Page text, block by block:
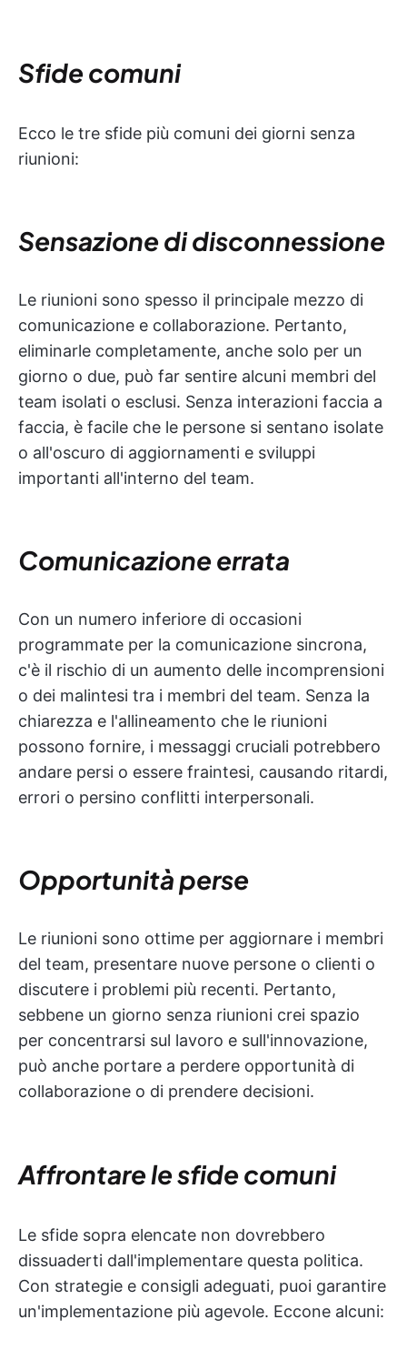
Sfide comuni
Ecco le tre sfide più comuni dei giorni senza
riunioni:
Sensazione di disconnessione
Le riunioni sono spesso il principale mezzo di
comunicazione e collaborazione. Pertanto,
eliminarle completamente, anche solo per un
giorno o due, può far sentire alcuni membri del
team isolati o esclusi. Senza interazioni faccia a
faccia, è facile che le persone si sentano isolate
o all'oscuro di aggiornamenti e sviluppi
importanti all'interno del team.
Comunicazione errata
Con un numero inferiore di occasioni
programmate per la comunicazione sincrona,
c'è il rischio di un aumento delle incomprensioni
o dei malintesi tra i membri del team. Senza la
chiarezza e l'allineamento che le riunioni
possono fornire, i messaggi cruciali potrebbero
andare persi o essere fraintesi, causando ritardi,
errori o persino conflitti interpersonali.
Opportunità perse
Le riunioni sono ottime per aggiornare i membri
del team, presentare nuove persone o clienti o
discutere i problemi più recenti. Pertanto,
sebbene un giorno senza riunioni crei spazio
per concentrarsi sul lavoro e sull'innovazione,
può anche portare a perdere opportunità di
collaborazione o di prendere decisioni.
Affrontare le sfide comuni
Le sfide sopra elencate non dovrebbero
dissuaderti dall'implementare questa politica.
Con strategie e consigli adeguati, puoi garantire
un'implementazione più agevole. Eccone alcuni: